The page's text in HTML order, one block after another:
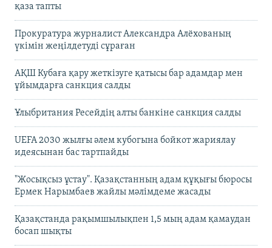
қаза тапты
Прокуратура журналист Александра Алёхованың
үкімін жеңілдетуді сұраған
АҚШ Кубаға қару жеткізуге қатысы бар адамдар мен
ұйымдарға санкция салды
Ұлыбритания Ресейдің алты банкіне санкция салды
UEFA 2030 жылғы әлем кубогына бойкот жариялау
идеясынан бас тартпайды
"Жосықсыз ұстау". Қазақстанның адам құқығы бюросы
Ермек Нарымбаев жайлы мәлімдеме жасады
Қазақстанда рақымшылықпен 1,5 мың адам қамаудан
босап шықты